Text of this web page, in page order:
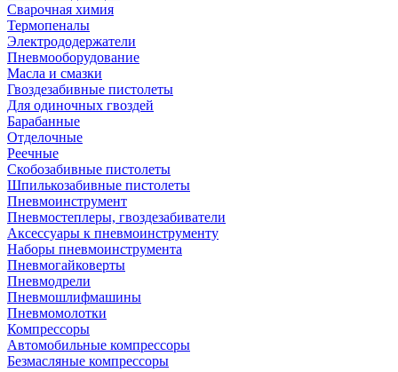
Сварочная химия
Термопеналы
Электрододержатели
Пневмооборудование
Масла и смазки
Гвоздезабивные пистолеты
Для одиночных гвоздей
Барабанные
Отделочные
Реечные
Скобозабивные пистолеты
Шпилькозабивные пистолеты
Пневмоинструмент
Пневмостеплеры, гвоздезабиватели
Аксессуары к пневмоинструменту
Наборы пневмоинструмента
Пневмогайковерты
Пневмодрели
Пневмошлифмашины
Пневмомолотки
Компрессоры
Автомобильные компрессоры
Безмасляные компрессоры